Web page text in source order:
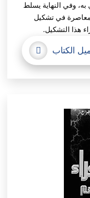
وفي النهاية يسلط
في تشكيل
هذا التشكيل.
الكتاب